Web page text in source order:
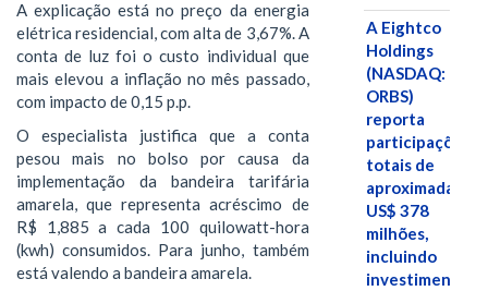
A explicação está no preço da energia
elétrica residencial, com alta de 3,67%. A
conta de luz foi o custo individual que
mais elevou a inflação no mês passado,
com impacto de 0,15 p.p.
O especialista justifica que a conta
pesou mais no bolso por causa da
implementação da bandeira tarifária
amarela, que representa acréscimo de
R$ 1,885 a cada 100 quilowatt-hora
(kwh) consumidos. Para junho, também
está valendo a bandeira amarela.
A Eightco
Holdings
(NASDAQ:
ORBS)
reporta
participações
totais de
US$ 378
milhões,
incluindo
investimentos